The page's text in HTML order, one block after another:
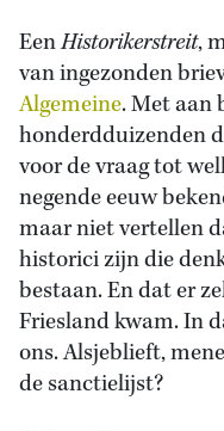
EenHistorikerstreit,
van ingezonden
Algemeine. Met aan
honderdduizenden
voor de vraag tot
negende eeuw
maar niet vertellen
historici zijn die
bestaan. En dat er
Friesland kwam. In
ons. Alsjeblieft,
de sanctielijst?